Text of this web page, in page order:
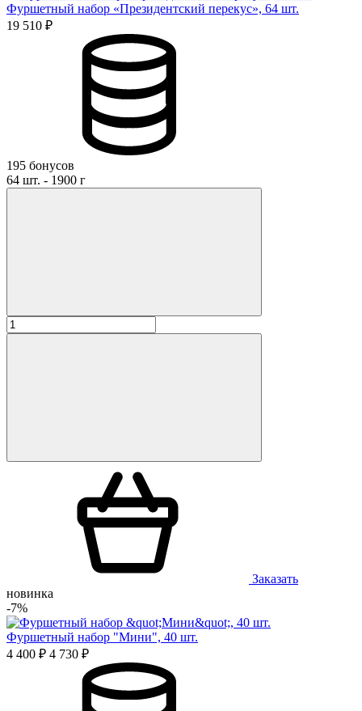
Фуршетный набор «Президентский перекус», 64 шт.
19 510 ₽
195 бонусов
64 шт. - 1900 г
Заказать
новинка
-7%
Фуршетный набор "Мини", 40 шт.
4 400 ₽ 4 730 ₽